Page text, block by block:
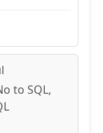
to SQL,